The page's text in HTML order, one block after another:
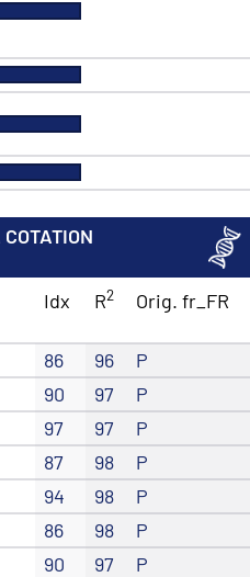
Idx
R2 Orig. fr_FR
86 96
P
90 97
P
97 97
P
87 98
P
94 98
P
86 98
P
90 97
P